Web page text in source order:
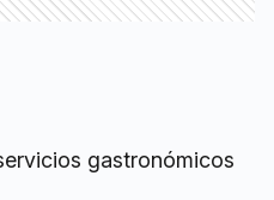
gastronómicos